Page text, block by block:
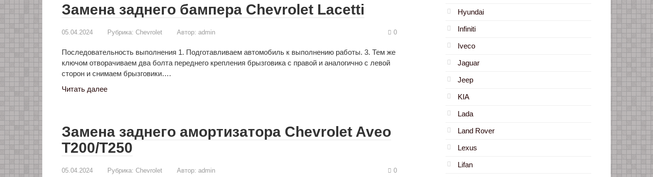
Замена заднего бампера Chevrolet Lacetti
05.04.2024 Рубрика: Chevrolet Автор: admin 0
Последовательность выполнения 1. Подготавливаем автомобиль к выполнению работы. 3. Тем же
ключом отворачиваем два болта переднего крепления брызговика с правой и аналогично с левой
сторон и снимаем брызговики….
Читать далее
Замена заднего амортизатора Chevrolet Aveo
T200/T250
05.04.2024 Рубрика: Chevrolet Автор: admin 0
Hyundai
Infiniti
Iveco
Jaguar
Jeep
KIA
Lada
Land Rover
Lexus
Lifan